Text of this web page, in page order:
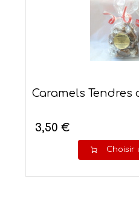
Caramels Tendres
3,50 €
Choisir